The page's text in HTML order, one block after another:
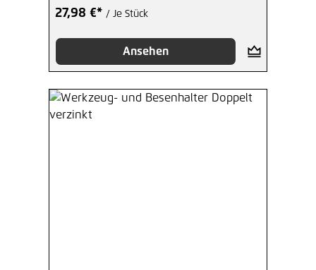
27,98 €* / Je Stück
Ansehen